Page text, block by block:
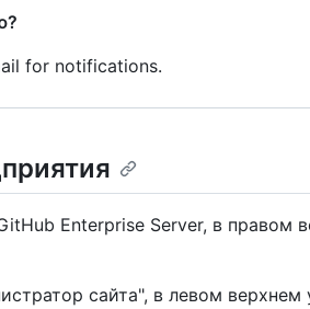
for notifications.
Enterprise Server, в правом
сайта", в левом верхнем